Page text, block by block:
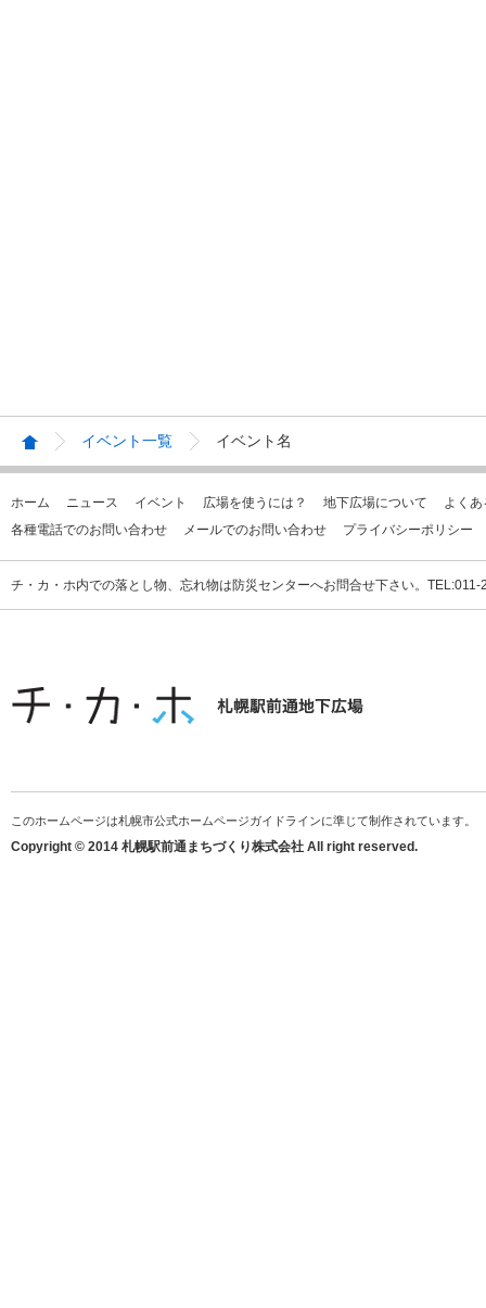
イベント一覧 イベント名
ホーム ニュース イベント 広場を使うには？ 地下広場について
よく
各種電話でのお問い合わせ
メールでのお問い合わせ プライバシーポリシー
チ・カ・ホ内での落とし物、忘れ物は防災センターへお問合せ下さい。
このホームページは札幌市公式ホームページガイドラインに準じて制作されています。
Copyright © 2014 札幌駅前通まちづくり株式会社 All right reserved.